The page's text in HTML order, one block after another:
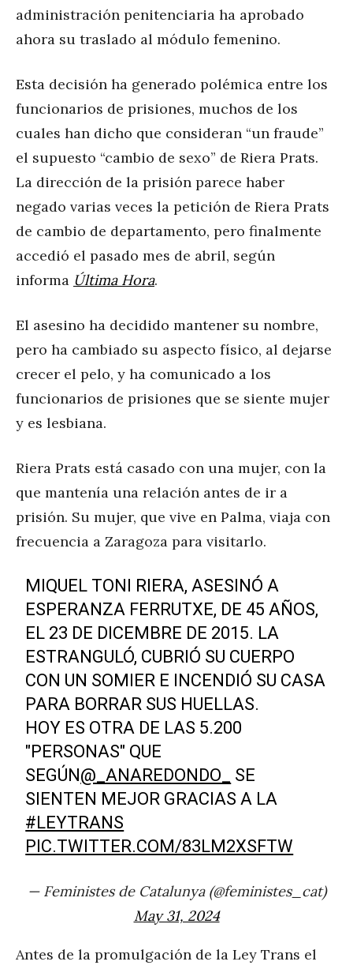
administración penitenciaria ha aprobado
ahora su traslado al módulo femenino.
Esta decisión ha generado polémica entre los
funcionarios de prisiones, muchos de los
cuales han dicho que consideran “un fraude”
el supuesto “cambio de sexo” de Riera Prats.
La dirección de la prisión parece haber
negado varias veces la petición de Riera Prats
de cambio de departamento, pero finalmente
accedió el pasado mes de abril, según
informa Última Hora.
El asesino ha decidido mantener su nombre,
pero ha cambiado su aspecto físico, al dejarse
crecer el pelo, y ha comunicado a los
funcionarios de prisiones que se siente mujer
y es lesbiana.
Riera Prats está casado con una mujer, con la
que mantenía una relación antes de ir a
prisión. Su mujer, que vive en Palma, viaja con
frecuencia a Zaragoza para visitarlo.
MIQUEL TONI RIERA, ASESINÓ A
ESPERANZA FERRUTXE, DE 45 AÑOS,
EL 23 DE DICEMBRE DE 2015. LA
ESTRANGULÓ, CUBRIÓ SU CUERPO
CON UN SOMIER E INCENDIÓ SU CASA
PARA BORRAR SUS HUELLAS.
HOY ES OTRA DE LAS 5.200
"PERSONAS" QUE
SEGÚN@_ANAREDONDO_
SE
SIENTEN MEJOR GRACIAS A LA
#LEYTRANS
PIC.TWITTER.COM/83LM2XSFTW
— Feministes de Catalunya (@feministes_cat)
May 31, 2024
Antes de la promulgación de la Ley Trans el